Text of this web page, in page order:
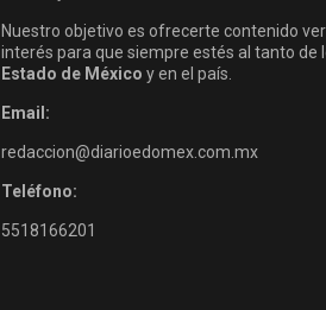
Nuestro objetivo es ofrecerte contenido
interés para que siempre estés al tanto de
Estado de México y en el país.
Email:
redaccion@diarioedomex.com.mx
Teléfono:
5518166201